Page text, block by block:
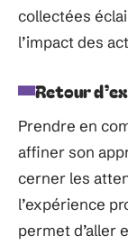
collectées
l’impact des
Retour
Prendre en
affiner son
cerner les
l’expérience
permet d’aller